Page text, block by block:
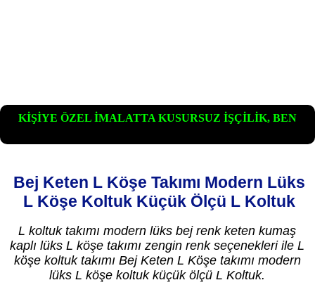
KİŞİYE ÖZEL İMALATTA KUSURSUZ İŞÇİLİK, BEN
Bej Keten L Köşe Takımı Modern Lüks
L Köşe Koltuk Küçük Ölçü L Koltuk
L koltuk takımı modern lüks bej renk keten kumaş
kaplı lüks L köşe takımı zengin renk seçenekleri ile L
köşe koltuk takımı Bej Keten L Köşe takımı modern
lüks L köşe koltuk küçük ölçü L Koltuk.